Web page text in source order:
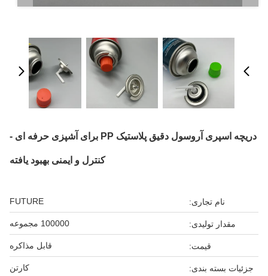
دریچه اسپری آروسول دقیق پلاستیک PP برای آشپزی حرفه ای -
کنترل و ایمنی بهبود یافته
نام تجاری: FUTURE
مقدار تولیدی: 100000 مجموعه
قیمت: قابل مذاکره
جزئیات بسته بندی: کارتن